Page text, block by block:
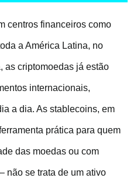
centros financeiros como
a América Latina, no
as criptomoedas já estão
internacionais,
a dia. As stablecoins, em
prática para quem
das moedas ou com
não se trata de um ativo